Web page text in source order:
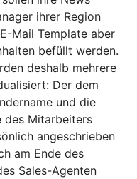
ihrer Region
Mail Template aber
befüllt werden.
deshalb mehrere
Der dem
und die
des Mitarbeiters
angeschrieben
am Ende des
Sales-Agenten